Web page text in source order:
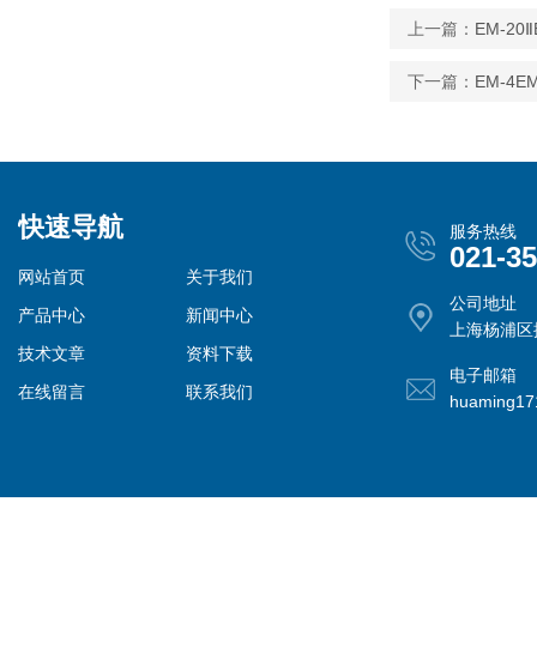
上一篇： EM-
下一篇： EM-
快速导航
网站首页
关于我们
产品中心
新闻中心
技术文章
资料下载
在线留言
联系我们
服务热线
021-
公司地址
上海杨浦
电子邮箱